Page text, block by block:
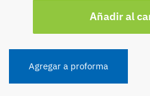
diseño
pavo
Añadir al
Agregar a proforma